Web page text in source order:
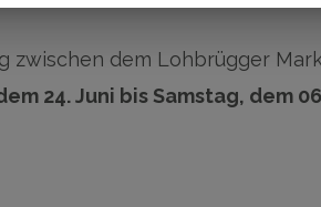
zwischen dem Lohbrügger
24. Juni bis Samstag, dem